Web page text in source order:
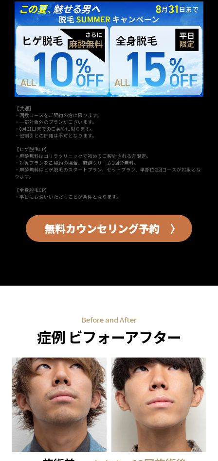
【共通】
・回数コースをご契約の方に限ります。
・一部対象外のプランがございます。
・8月31日までのご契約に限ります。
・他割引との併用は不可となります。
【ヒゲ脱毛CP】
・麻酔無料はゴリラクリニックで初めてご契約される方限定。
・対象プランをご契約の場合、麻酔クリーム1回分無料。
・麻酔無料はヒゲ脱毛のスタートプラン、セットプラン、単部位6回コースが対象とな
ります。
【全身脱毛CP】
・平日にお通いいただくことが条件となります。
Before and After
症例 ビフォーアフター